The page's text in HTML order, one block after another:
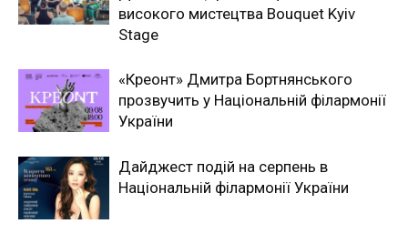
високого мистецтва Bouquet Kyiv
Stage
«Креонт» Дмитра Бортнянського
прозвучить у Національній філармонії
України
Дайджест подій на серпень в
Національній філармонії України